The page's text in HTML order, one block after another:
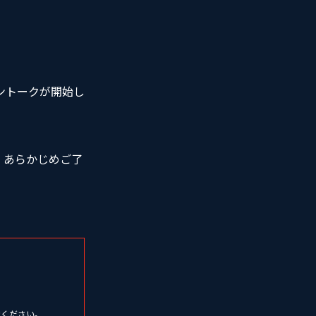
ークが開始し
らかじめご了